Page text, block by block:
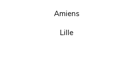
Amiens
Lille